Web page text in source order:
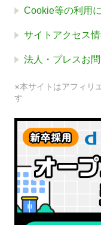
Cookie等の利用
サイトアクセス
法人・プレスお
※本サイトはアフィリ
す